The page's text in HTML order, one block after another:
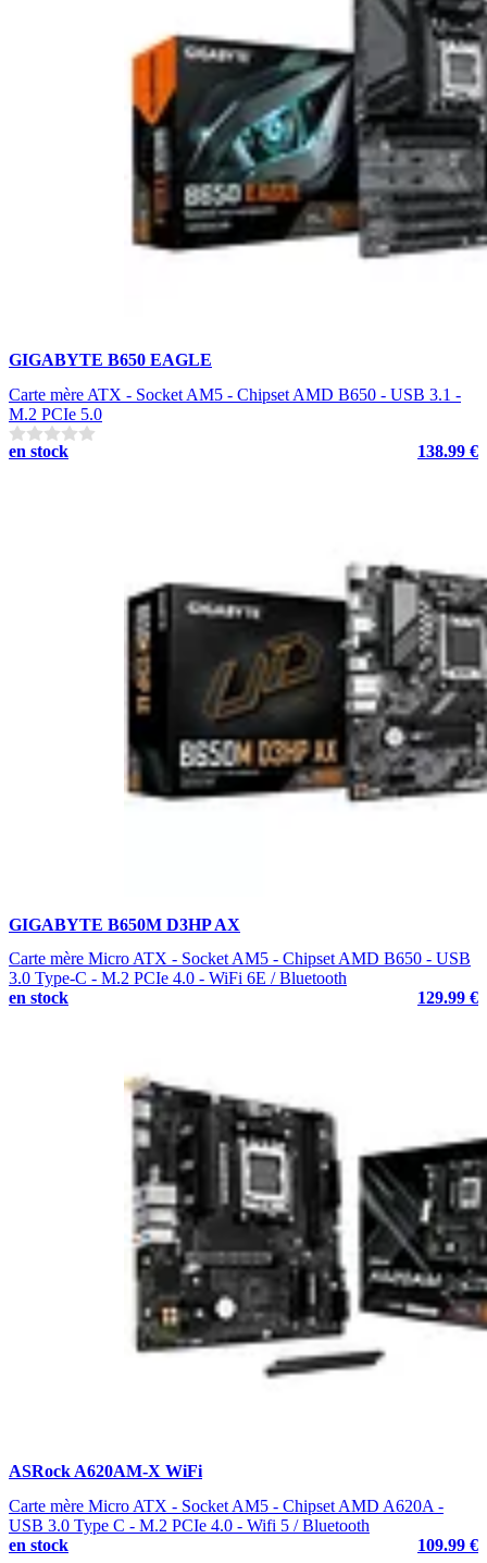
GIGABYTE B650 EAGLE
Carte mère ATX - Socket AM5 - Chipset AMD B650 - USB 3.1 -
M.2 PCIe 5.0
en stock
138.99 €
GIGABYTE B650M D3HP AX
Carte mère Micro ATX - Socket AM5 - Chipset AMD B650 - USB
3.0 Type-C - M.2 PCIe 4.0 - WiFi 6E / Bluetooth
en stock
129.99 €
ASRock A620AM-X WiFi
Carte mère Micro ATX - Socket AM5 - Chipset AMD A620A -
USB 3.0 Type C - M.2 PCIe 4.0 - Wifi 5 / Bluetooth
en stock
109.99 €